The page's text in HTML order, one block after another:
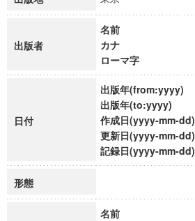
出版者
名前
カナ
ローマ字
日付
出版年(from:yyyy)
出版年(to:yyyy)
作成日(yyyy-mm-dd)
更新日(yyyy-mm-dd)
記録日(yyyy-mm-dd)
形態
名前